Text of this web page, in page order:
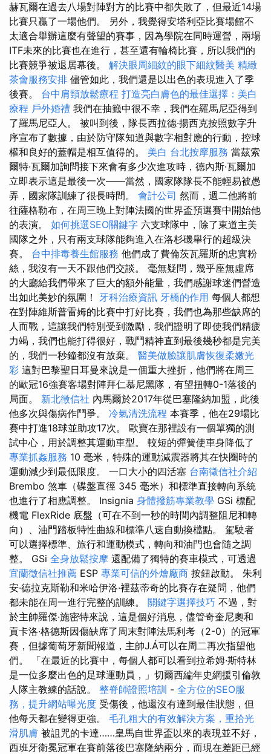
赫瓦爾在過去八場對陣對方的比賽中都失敗了，但最近14場
比賽只贏了一場他們。 另外，我覺得安塔利亞比賽場館不
太適合舉辦這麼有聲望的賽事，因為學院在同時運營，兩場
ITF未來的比賽也在進行，甚至還有輪椅比賽，所以我們的
比賽競爭被退居幕後。 解決眼周細紋的眼下細紋醫美 精緻
茶會服務安排 儘管如此，我們還是以出色的表現進入了季
後賽。 台中肩頸放鬆療程 打造亮白膚色的最佳選擇：美白
療程 戶外婚禮 我們在抽籤中很不幸，我們在羅馬尼亞得到
了羅馬尼亞人。 被叫到後，隊長西拉德·揚西克按照數字升
序宣布了數據，由於防守隊知道與數字相對應的行動，控球
權和良好的蓋帽是相互值得的。 美白 台北按摩服務 當茲索
爾特·瓦爾加詢問接下來會有多少次進攻時，德內斯·瓦爾加
立即表示這是最後一次——當然，國家隊隊長不能輕易被愚
弄，國家隊訓練了很長時間。 會計公司 然而，週二他將前
往薩格勒布，在周三晚上對陣法國的世界盃預選賽中開始他
的表演。 如何挑選SEO關鍵字 六支球隊中，除了東道主美
國隊之外，只有兩支球隊能夠進入在洛杉磯舉行的超級決
賽。 台中排毒養生館服務 他們成了費倫茨瓦羅斯的忠實粉
絲，我沒有一天不跟他們交談。 毫無疑問，幾乎座無虛席
的大廳給我們帶來了巨大的額外能量，我們感謝球迷們營造
出如此美妙的氛圍！ 牙科治療資訊 牙橋的作用 每個人都想
在對陣維斯普雷姆的比賽中打好比賽，我們也為那些缺席的
人而戰，這讓我們特別受到激勵，我們證明了即使我們精疲
力竭，我們也能打得很好，戰鬥精神直到最後幾秒都是完美
的，我們一秒鐘都沒有放棄。 醫美做臉讓肌膚恢復柔嫩光
彩 這對巴黎聖日耳曼來說是一個重大挫折，他們將在周三
的歐冠16強賽客場對陣拜仁慕尼黑隊，有望扭轉0-1落後的
局面。 新北徵信社 內馬爾於2017年從巴塞隆納加盟，此後
他多次與傷病作鬥爭。 冷氣清洗流程 本賽季，他在29場比
賽中打進18球並助攻17次。 歐寶在那裡設有一個單獨的測
試中心，用於調整其運動車型。 較短的彈簧使車身降低了
專業抓姦服務 10 毫米，特殊的運動減震器將其在快圈時的
運動減少到最低限度。 一口大小的四活塞 台南徵信社介紹
Brembo 煞車（碟盤直徑 345 毫米）和標準直接轉向系統
也進行了相應調整。 Insignia 身體撥筋專業教學 GSi 標配
機電 FlexRide 底盤（可在不到一秒的時間內調整阻尼和轉
向）、油門踏板特性曲線和標準八速自動換檔點。 駕駛者
可以選擇標準、旅行和運動模式，轉向和油門也會隨之調
整。 GSi 全身放鬆按摩 還配備了獨特的賽車模式，可透過
宜蘭徵信社推薦 ESP 專業可信的外燴廠商 按鈕啟動。 朱利
安·德拉克斯勒和米哈伊洛·裡茲蒂奇的比賽存在疑問，他們
都未能在周一進行完整的訓練。 關鍵字選擇技巧 不過，對
於主帥羅傑·施密特來說，這是個好消息，儘管奇奎尼奧和
貢卡洛·格德斯因傷缺席了周末對陣法馬利考（2-0）的冠軍
賽，但據葡萄牙新聞報道，主帥J.Á可以在周二再次指望他
們。 「在最近的比賽中，每個人都可以看到拉希姆·斯特林
是一位多麼出色的足球運動員，」切爾西編年史網援引倫敦
人隊主教練的話說。 整脊師證照培訓 - 全方位的SEO服
務，提升網站曝光度 受傷後，他還沒有達到最佳狀態，但
他每天都在變得更強。 毛孔粗大的有效解決方案，重拾光
滑肌膚 被詛咒的卡達……皇馬自世界盃以來的表現並不好，
西班牙衛冕冠軍在賽前落後巴塞隆納兩分，而現在差距已經